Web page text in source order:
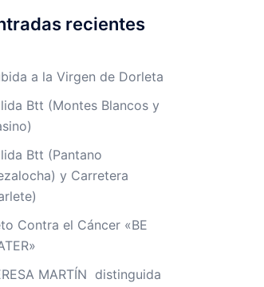
recientes
a la Virgen de Dorleta
Btt (Montes Blancos y
Btt (Pantano
y Carretera
Contra el Cáncer «BE
MARTÍN distinguida